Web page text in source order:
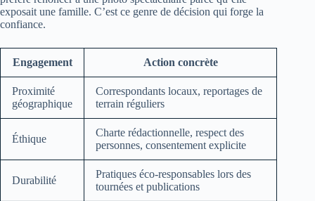
exposait une famille. C’est ce genre de décision qui forge la
confiance.
Engagement Action concrète
Proximité
géographique
Correspondants locaux, reportages de
terrain réguliers
Éthique
Charte rédactionnelle, respect des
personnes, consentement explicite
Durabilité
Pratiques éco-responsables lors des
tournées et publications